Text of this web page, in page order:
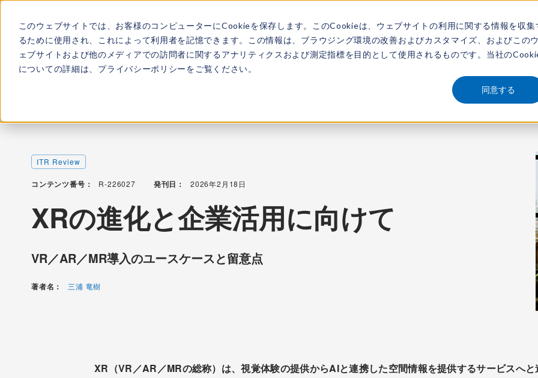
このウェブサイトでは、お客様のコンピューターにCookieを保存します。このCookieは、ウェブサイトの利用に関する情報を収集
るために使用され、これによって利用者を記憶できます。この情報は、ブラウジング環境の改善およびカスタマイズ、およびこの
ェブサイトおよび他のメディアでの訪問者に関するアナリティクスおよび測定指標を目的として使用されるものです。当社の
についての詳細は、 プライバシーポリシーをご覧ください。
同意する
ITRについて所属アナリスト 新着情報サービス市場調査レポートレポートを探す動画
TOP レポート・ライブラリ XRの進化と企業活用に向けて - VR／AR／MR導入のユースケースと留意点 -
ITR Review
コンテンツ番号： R-226027 発刊日： 2026年2月18日
XRの進化と企業活用に向けて
VR／AR／MR導入のユースケースと留意点
著者名： 三浦 竜樹
XR（VR／AR／MRの総称）は、視覚体験の提供からAIと連携した空間情報を提供するサービスへ